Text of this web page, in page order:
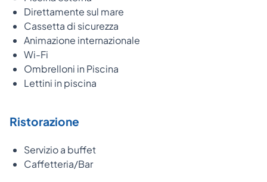
Direttamente sul mare
Cassetta di sicurezza
Animazione internazionale
Wi-Fi
Ombrelloni in Piscina
Lettini in piscina
Ristorazione
Servizio a buffet
Caffetteria/Bar